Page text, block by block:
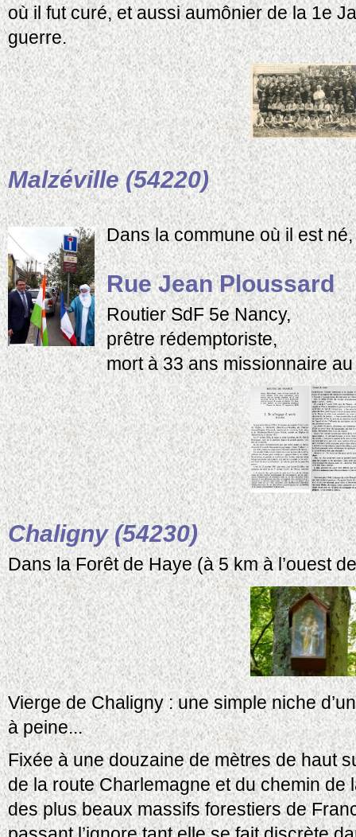
où il fut curé, et aussi aumônier de la 1e
guerre.
Malzéville (54220)
Dans la commune où il est
Rue Jean Ploussard
Routier SdF 5e Nancy,
prêtre rédemptoriste,
mort à 33 ans missionnaire
Chaligny (54230)
Dans la Forêt de Haye (à 5 km à l’ouest
Vierge de Chaligny : une simple niche
à peine...
Fixée à une douzaine de mètres de haut
de la route Charlemagne et du chemin de
des plus beaux massifs forestiers de